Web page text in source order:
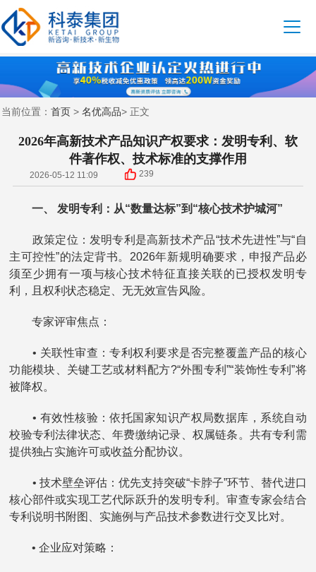
当前位置： 首页 > 名优高品> 正文
2026年高新技术产品知识产权要求：发明专利、软
件著作权、技术标准的支撑作用
2026-05-12 11:09 239
一、 发明专利：从“数量达标”到“核心技术护城河”
政策定位：发明专利是高新技术产品“技术先进性”与“自
主可控性”的法定背书。2026年新规明确要求，申报产品必
须至少拥有一项与核心技术特征直接关联的已授权发明专
利，且权利状态稳定、无无效宣告风险。
专家评审焦点：
• 关联性审查：专利权利要求是否完整覆盖产品的核心
功能模块、关键工艺或材料配方?“外围专利”“装饰性专利”将
被降权。
• 有效性核验：依托国家知识产权局数据库，系统自动
校验专利法律状态、年费缴纳记录、权属链条。共有专利需
提供独占实施许可或收益分配协议。
• 技术壁垒评估：优先支持突破“卡脖子”环节、替代进口
核心部件或实现工艺代际跃升的发明专利。审查专家会结合
专利说明书附图、实施例与产品技术参数进行交叉比对。
• 企业应对策略：